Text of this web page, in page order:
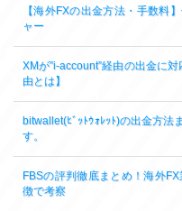
【海外FXの出金方法・手数料
ャー
XMが”i-account”経由の出金に
由とは】
bitwallet(ﾋﾞｯﾄｳｫﾚｯﾄ)の出金方法
す。
FBSの評判徹底まとめ！海外
徴で考察